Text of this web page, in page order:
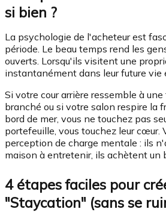
si bien ?
La psychologie de l'acheteur est
période. Le beau temps rend les
ouverts. Lorsqu'ils visitent une
instantanément dans leur future vie
Si votre cour arrière ressemble à
branché ou si votre salon respire la
bord de mer, vous ne touchez pas
portefeuille, vous touchez leur cœur.
perception de charge mentale : ils
maison à entretenir, ils achètent un
4 étapes faciles pour
"Staycation" (sans se